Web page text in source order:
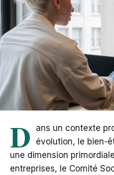
D
ans un contexte
évolution, le bien-
une dimension
entreprises, le Comité